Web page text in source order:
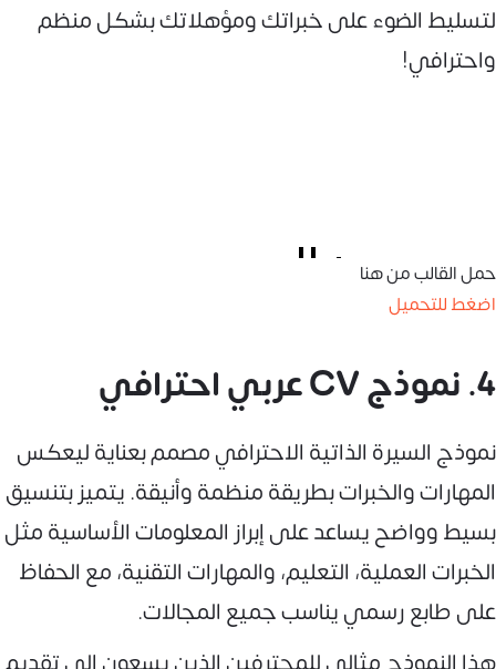
لتسليط الضوء على خبراتك ومؤهلاتك بشكل منظم
واحترافي!
حمل القالب من هنا
اضغط للتحميل
4. نموذج CV عربي احترافي
نموذج السيرة الذاتية الاحترافي مصمم بعناية ليعكس
المهارات والخبرات بطريقة منظمة وأنيقة. يتميز بتنسيق
بسيط وواضح يساعد على إبراز المعلومات الأساسية مثل
الخبرات العملية، التعليم، والمهارات التقنية، مع الحفاظ
على طابع رسمي يناسب جميع المجالات.